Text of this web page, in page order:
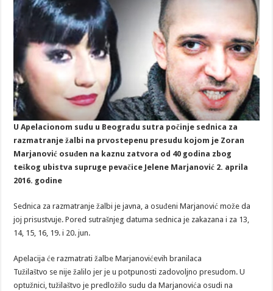
U Apelacionom sudu u Beogradu sutra počinje sednica za
razmatranje žalbi na prvostepenu presudu kojom je Zoran
Marjanović osuđen na kaznu zatvora od 40 godina zbog
teškog ubistva supruge pevačice Jelene Marjanović 2. aprila
2016. godine
Sednica za razmatranje žalbi je javna, a osuđeni Marjanović može da
joj prisustvuje. Pored sutrašnjeg datuma sednica je zakazana i za 13,
14, 15, 16, 19. i 20. jun.
Apelacija će razmatrati žalbe Marjanovićevih branilaca
Tužilaštvo se nije žalilo jer je u potpunosti zadovoljno presudom. U
optužnici, tužilaštvo je predložilo sudu da Marjanovića osudi na